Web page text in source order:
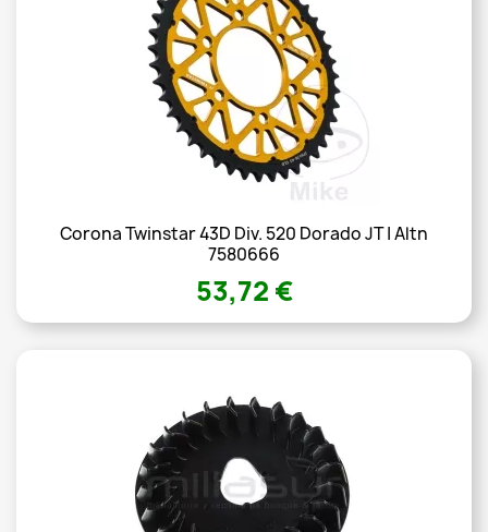
Corona Twinstar 43D Div. 520 Dorado JT | Altn
7580666
53,72 €